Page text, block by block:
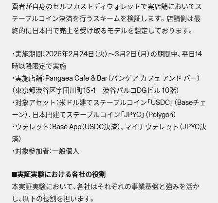
費者が自身のセルフカストディウォレットで実店舗においてス
テーブルコイン決済を行うスキームを検証します。店舗側は最
終的に日本円で売上を受け取るモデルを想定しております。
・実施期間：2026年2月24日（火）〜3月2日（月）の期間中、平日14
時以降限定で実施
・実施店舗：Pangaea Cafe & Bar（パンゲア カフェ アンド バー）
（東京都渋谷区宇田川町15-1 渋谷パルコDGビル 10階）
・対象アセット：米ドル建てステーブルコイン「USDC」（Baseチェ
ーン）、日本円建てステーブルコイン「JPYC」（Polygon）
・ウォレット：Base App（USDC決済）、マイナウォレット（JPYC決
済）
・対象参加者：一般個人
■実証実験における各社の役割
本実証実験において、各社はそれぞれの事業基盤と強みを活か
し、以下の役割を担います。